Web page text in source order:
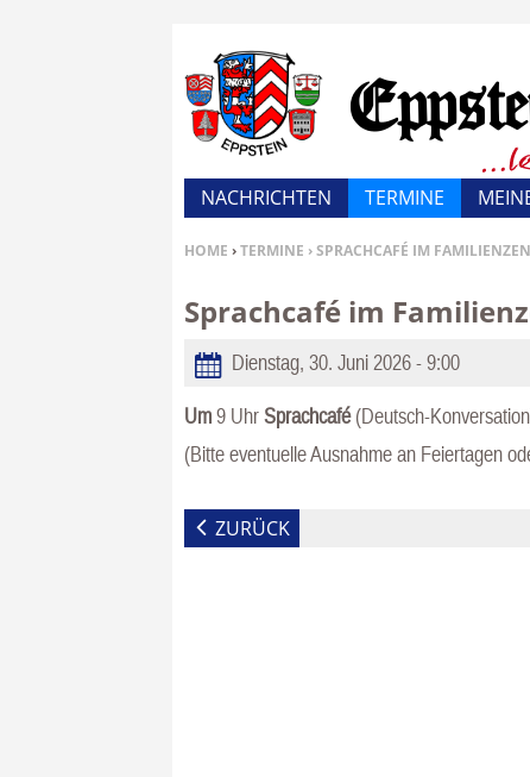
SIE BEFINDEN SICH HIER:
HOME ›TERMINE › SPRACHCAFÉ IM
Sprachcafé im
Dienstag, 30. Juni 2026 - 9:00
Um9 UhrSprachcafé(Deutsch-
(Bitte eventuelle Ausnahme an Feiertagen
ZURÜCK
NACHRICHTEN TERMINE